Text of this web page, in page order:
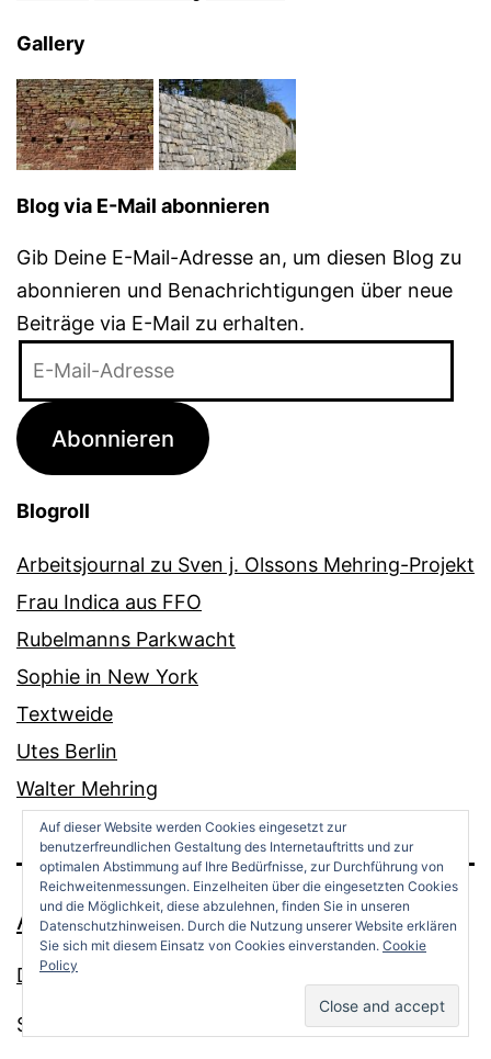
Gallery
Blog via E-Mail abonnieren
Gib Deine E-Mail-Adresse an, um diesen Blog zu
abonnieren und Benachrichtigungen über neue
Beiträge via E-Mail zu erhalten.
Adresse
Abonnieren
Blogroll
Arbeitsjournal zu Sven j. Olssons Mehring-Projekt
Frau Indica aus FFO
Rubelmanns Parkwacht
Sophie in New York
Textweide
Utes Berlin
Walter Mehring
ANDREAS OPPERMANN
Datenschutz
Stolz präsentiert von WordPress.
Auf dieser Website werden Cookies eingesetzt zur
benutzerfreundlichen Gestaltung des Internetauftritts und zur
optimalen Abstimmung auf Ihre Bedürfnisse, zur Durchführung von
Reichweitenmessungen. Einzelheiten über die eingesetzten Cookies
und die Möglichkeit, diese abzulehnen, finden Sie in unseren
Datenschutzhinweisen. Durch die Nutzung unserer Website erklären
Sie sich mit diesem Einsatz von Cookies einverstanden. Cookie
Policy